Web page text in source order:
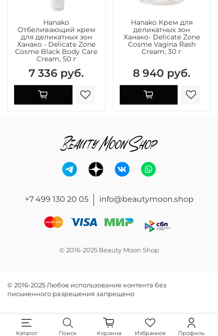
Hanako
Отбеливающий крем
для деликатных зон
Ханако - Delicate Zone
Cosme Black Body Care
Cream, 50 г
7 336 руб.
Hanako Крем для
деликатных зон
Ханако- Delicate Zone
Cosme Vagina Rash
Cream, 30 г
8 940 руб.
+7 499 130 20 05 info@beautymoon.shop
© 2016-2025 Beauty Moon Shop
© 2016-2025 Любое использование контента без
письменного разрешения запрещено
Каталог Поиск Корзина Избранное Профиль